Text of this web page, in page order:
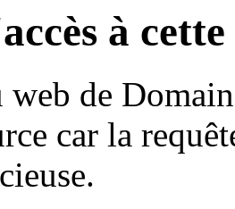
à
web de
car la